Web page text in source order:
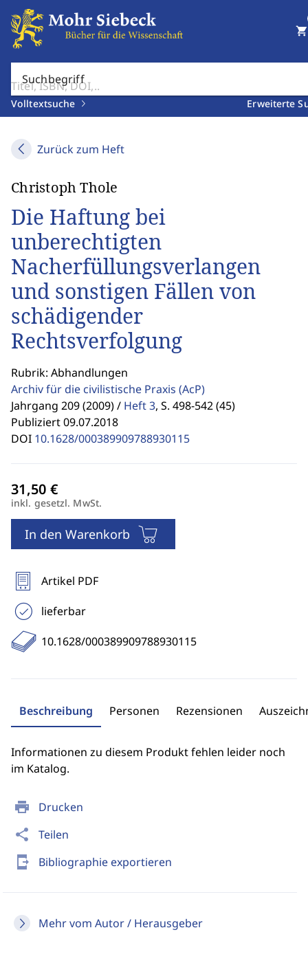
Suchbegriff
Volltextsuche Erweiterte
shopping_cart
Zurück zum Heft
print Drucken
share Teilen
send_to_mobile Bibliographie exportieren
Mehr vom Autor / Herausgeber
Christoph Thole
Die Haftung bei
unberechtigten
Nacherfüllungsverlangen
und sonstigen Fällen von
schädigender
Rechtsverfolgung
Rubrik: Abhandlungen
Archiv für die civilistische Praxis (AcP)
Jahrgang 209 (2009) / Heft 3, S. 498-542 (45)
Publiziert 09.07.2018
DOI 10.1628/000389909788930115
inkl. gesetzl. MwSt.
In den Warenkorb
Artikel PDF
lieferbar
10.1628/000389909788930115
Beschreibung Personen Rezensionen
Informationen zu diesem Produkt fehlen leider noch
im Katalog.